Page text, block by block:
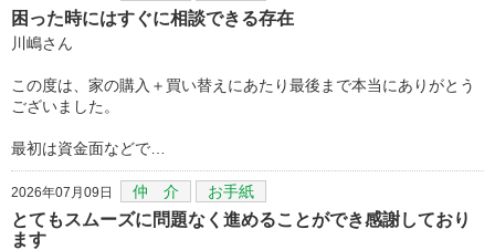
困った時にはすぐに相談できる存在
川嶋さん
この度は、家の購入＋買い替えにあたり最後まで本当にありがとう
ございました。
最初は資金面などで…
2026年07月09日 仲 介 お手紙
とてもスムーズに問題なく進めることができ感謝しており
ます